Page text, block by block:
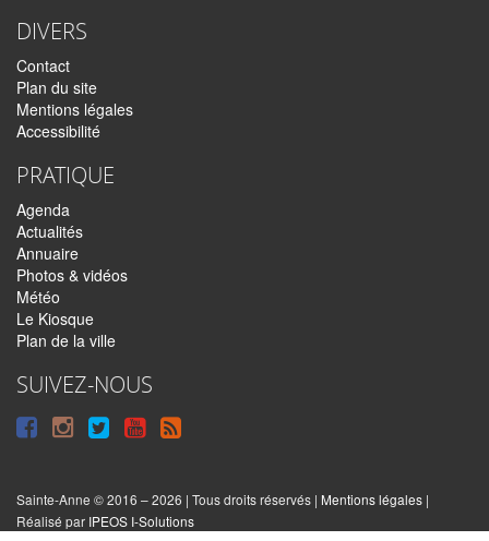
DIVERS
Contact
Plan du site
Mentions légales
Accessibilité
PRATIQUE
Agenda
Actualités
Annuaire
Photos & vidéos
Météo
Le Kiosque
Plan de la ville
SUIVEZ-NOUS
Suivre
Facebook
Suivre
Instagram
Suivre
Twitter
Syndiquer
le
site
Sainte-Anne © 2016 – 2026 | Tous droits réservés | Mentions légales |
Réalisé par IPEOS I-Solutions